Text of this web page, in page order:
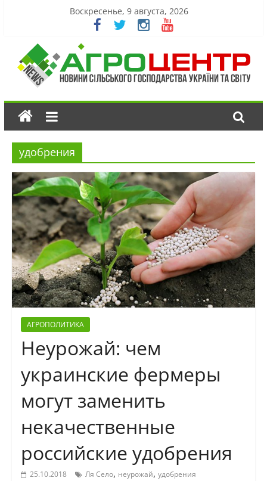
Воскресенье, 9 августа, 2026
удобрения
АГРОПОЛИТИКА
Неурожай: чем
украинские фермеры
могут заменить
некачественные
российские удобрения
25.10.2018 Ля Село, неурожай, удобрения